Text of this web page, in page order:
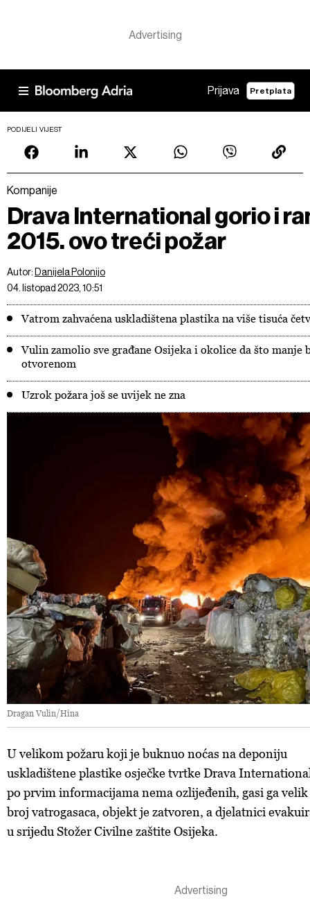
Prijava Pretplata
PODIJELI VIJEST
Kompanije
Drava International gorio i
2015. ovo treći požar
Autor: Danijela Polonijo
04. listopad 2023, 10:51
Vatrom zahvaćena uskladištena plastika na više tisuća
Vulin zamolio sve građane Osijeka i okolice da što manje
otvorenom
Uzrok požara još se uvijek ne zna
Dragan Vulin/Hina
U velikom požaru koji je buknuo noćas na deponiju
uskladištene plastike osječke tvrtke Drava
po prvim informacijama nema ozlijeđenih, gasi ga velik
broj vatrogasaca, objekt je zatvoren, a djelatnici
u srijedu Stožer Civilne zaštite Osijeka.